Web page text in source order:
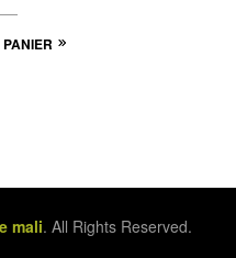
mali. All Rights Reserved.